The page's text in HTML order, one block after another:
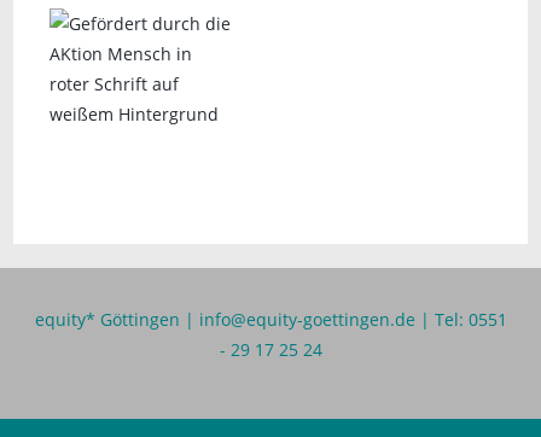
equity* Göttingen | info@equity-goettingen.de | Tel: 0551
- 29 17 25 24